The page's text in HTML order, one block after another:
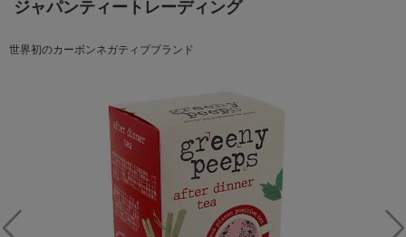
ジャパンティートレーディング
世界初のカーボンネガティブブランド